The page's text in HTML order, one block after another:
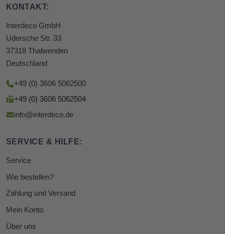
KONTAKT:
Interdeco GmbH
Udersche Str. 33
37318 Thalwenden
Deutschland
+49 (0) 3606 5062500
+49 (0) 3606 5062504
info@interdeco.de
SERVICE & HILFE:
Service
Wie bestellen?
Zahlung und Versand
Mein Konto
Über uns